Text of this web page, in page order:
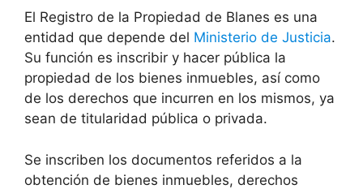
El Registro de la Propiedad de Blanes es una
entidad que depende del Ministerio de Justicia.
Su función es inscribir y hacer pública la
propiedad de los bienes inmuebles, así como
de los derechos que incurren en los mismos, ya
sean de titularidad pública o privada.
Se inscriben los documentos referidos a la
obtención de bienes inmuebles, derechos